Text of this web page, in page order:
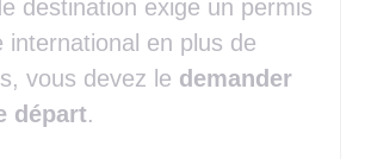
destination exige un permis
international en plus de
vous devez le demander
départ.